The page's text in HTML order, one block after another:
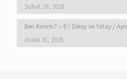
Şubat 28, 2026
Ben Kimim? – 6 / Dikey ve Yatay /
Aralık 31, 2025